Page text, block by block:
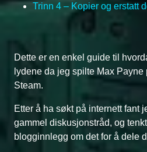
Trinn 4 – Kopier og erstatt
Dette er en enkel guide til
lydene da jeg spilte Max Payne
Steam.
Etter å ha søkt på internett fant
gammel diskusjonstråd, og
blogginnlegg om det for å dele